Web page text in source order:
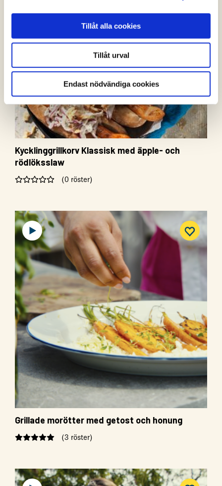
Tillåt alla cookies
Tillåt urval
Endast nödvändiga cookies
Kycklinggrillkorv Klassisk med äpple- och
rödlöksslaw
(0 röster)
Grillade morötter med getost och honung
(3 röster)